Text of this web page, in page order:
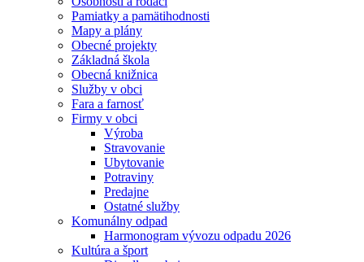
Pamiatky a pamätihodnosti
Mapy a plány
Obecné projekty
Základná škola
Obecná knižnica
Služby v obci
Fara a farnosť
Firmy v obci
Výroba
Stravovanie
Ubytovanie
Potraviny
Predajne
Ostatné služby
Komunálny odpad
Harmonogram vývozu odpadu 2026
Kultúra a šport